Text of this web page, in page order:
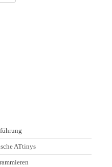
ATtinys